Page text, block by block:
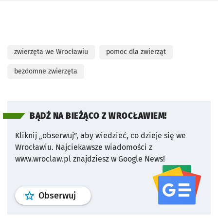
zwierzęta we Wrocławiu pomoc dla zwierząt
bezdomne zwierzęta
BĄDŹ NA BIEŻĄCO Z WROCŁAWIEM!
Kliknij „obserwuj”, aby wiedzieć, co dzieje się we
Wrocławiu. Najciekawsze wiadomości z
www.wroclaw.pl znajdziesz w Google News!
Obserwuj profil serwisu